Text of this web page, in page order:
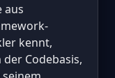
aus
kennt,
Codebasis,